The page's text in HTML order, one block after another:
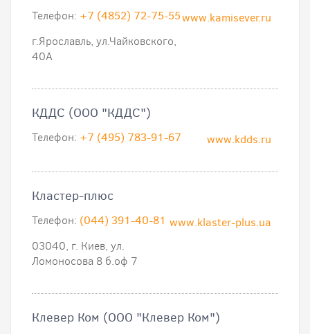
www.kamisever.ru
Телефон: +7 (4852) 72-75-55
г.Ярославль, ул.Чайковского,
40А
КДДС (ООО "КДДС")
www.kdds.ru
Телефон: +7 (495) 783-91-67
Кластер-плюс
www.klaster-plus.ua
Телефон: (044) 391-40-81
03040, г. Киев, ул.
Ломоносова 8 б.оф 7
Клевер Ком (ООО "Клевер Ком")